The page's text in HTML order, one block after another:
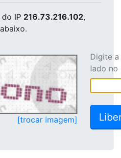
do IP 216.73.216.102,
[trocar imagem]
Digite
lado no